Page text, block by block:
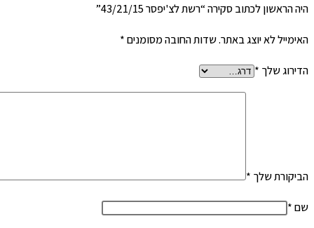
היה הראשון לכתוב סקירה “רשת לצ'יפסר 43/21/15”
האימייל לא יוצג באתר.שדות החובה מסומנים*
הדירוג שלך*
הביקורת שלך*
שם*